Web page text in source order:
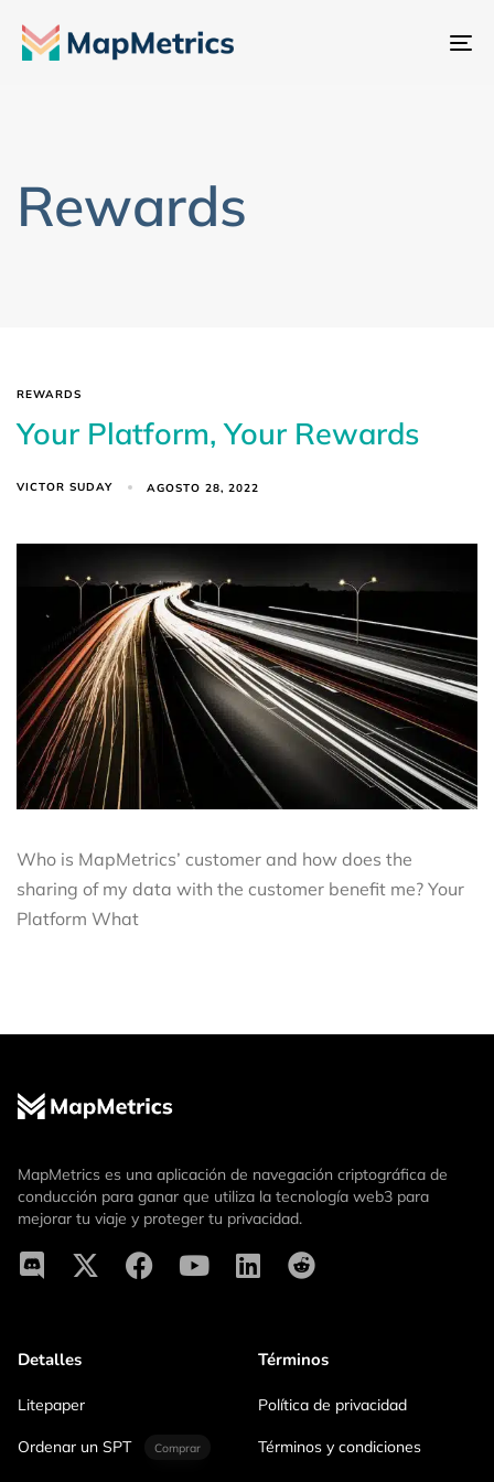
Rewards
REWARDS
Your Platform, Your Rewards
VICTOR SUDAY AGOSTO 28, 2022
Who is MapMetrics’ customer and how does the
sharing of my data with the customer benefit me? Your
Platform What
MapMetrics es una aplicación de navegación criptográfica de
conducción para ganar que utiliza la tecnología web3 para
mejorar tu viaje y proteger tu privacidad.
Detalles
Litepaper
Ordenar un SPT Comprar
Términos
Política de privacidad
Términos y condiciones